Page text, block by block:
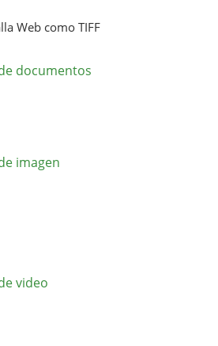
Web como TIFF
documentos
imagen
video